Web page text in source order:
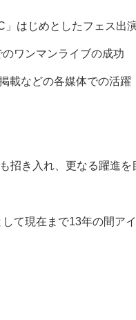
」はじめとしたフェス出
ワンマンライブの成功
載などの各媒体での活躍
招き入れ、更なる躍進を
て現在まで13年の間ア